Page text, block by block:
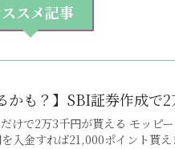
スメ記事
かも？】SBI証券作成で
けで2万3千円が貰える モッピ
入金すれば21,000ポイント貰